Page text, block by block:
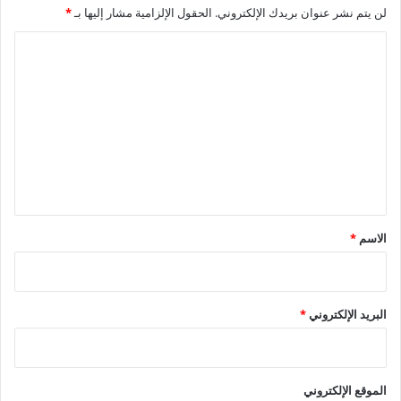
لن يتم نشر عنوان بريدك الإلكتروني. الحقول الإلزامية مشار إليها بـ*
*
الاسم *
البريد الإلكتروني*
الموقع الإلكتروني